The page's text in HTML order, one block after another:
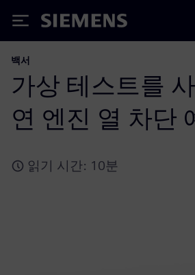
Siemens
백서
가상 테스트를
연 엔진 열 차단
읽기 시간: 10분